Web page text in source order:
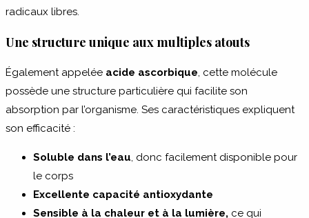
radicaux libres.
Une structure unique aux multiples atouts
Également appelée acide ascorbique, cette molécule
possède une structure particulière qui facilite son
absorption par l’organisme. Ses caractéristiques expliquent
son efficacité :
Soluble dans l’eau, donc facilement disponible pour
le corps
Excellente capacité antioxydante
Sensible à la chaleur et à la lumière, ce qui